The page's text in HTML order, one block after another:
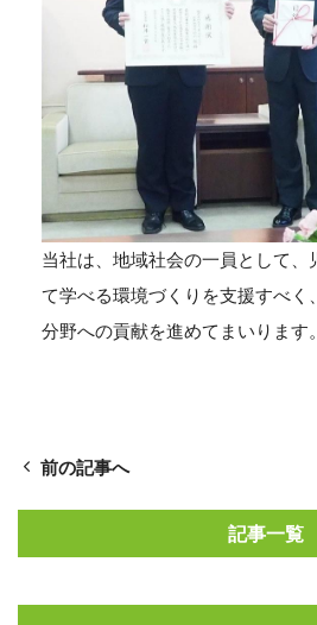
当社は、地域社会の一員として、
て学べる環境づくりを支援すべく
分野への貢献を進めてまいります。
前の記事へ
記事一覧